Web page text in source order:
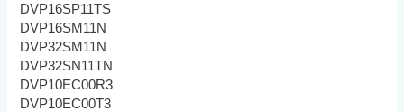
DVP16SP11TS
DVP16SM11N
DVP32SM11N
DVP32SN11TN
DVP10EC00R3
DVP10EC00T3